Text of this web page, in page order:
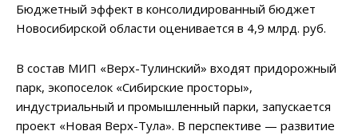
Бюджетный эффект в консолидированный бюджет
Новосибирской области оценивается в 4,9 млрд. руб.
В состав МИП «Верх-Тулинский» входят придорожный
парк, экопоселок «Сибирские просторы»,
индустриальный и промышленный парки, запускается
проект «Новая Верх-Тула». В перспективе — развитие